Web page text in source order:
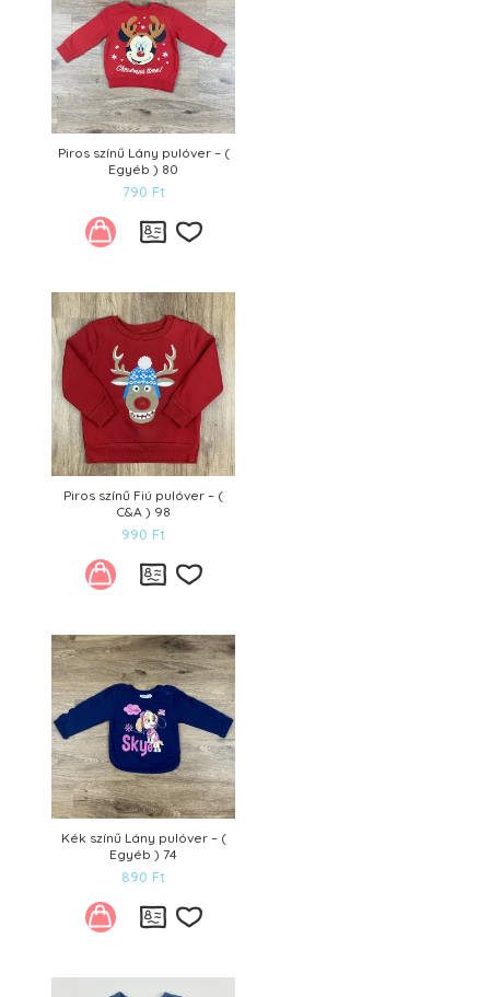
Piros színű Lány pulóver – (
Egyéb ) 80
790 Ft
Kívánságlistára
Piros színű Fiú pulóver – (
C&A ) 98
990 Ft
Kívánságlistára
Kék színű Lány pulóver – (
Egyéb ) 74
890 Ft
Kívánságlistára